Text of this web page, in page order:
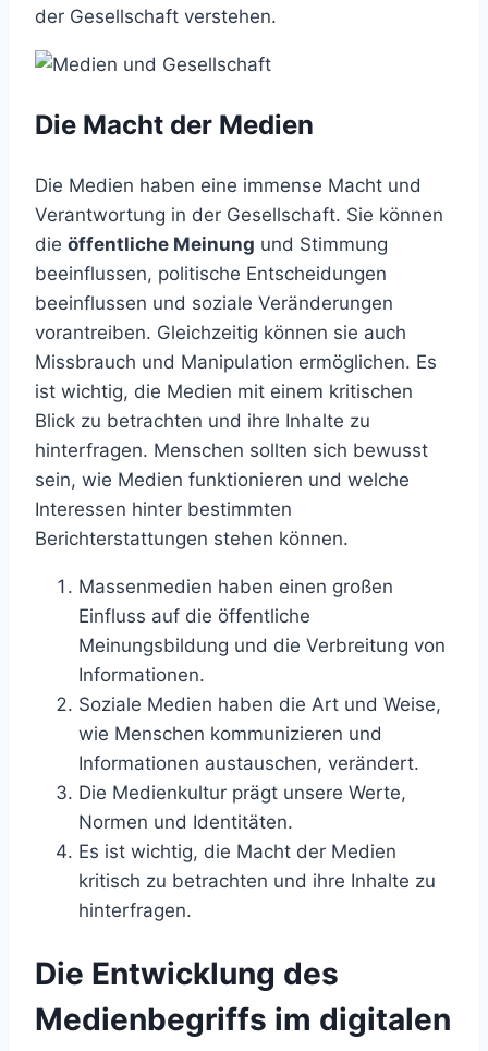
der Gesellschaft verstehen.
Die Macht der Medien
Die Medien haben eine immense Macht und
Verantwortung in der Gesellschaft. Sie können
die öffentliche Meinung und Stimmung
beeinflussen, politische Entscheidungen
beeinflussen und soziale Veränderungen
vorantreiben. Gleichzeitig können sie auch
Missbrauch und Manipulation ermöglichen. Es
ist wichtig, die Medien mit einem kritischen
Blick zu betrachten und ihre Inhalte zu
hinterfragen. Menschen sollten sich bewusst
sein, wie Medien funktionieren und welche
Interessen hinter bestimmten
Berichterstattungen stehen können.
Massenmedien haben einen großen
Einfluss auf die öffentliche
Meinungsbildung und die Verbreitung von
Informationen.
Soziale Medien haben die Art und Weise,
wie Menschen kommunizieren und
Informationen austauschen, verändert.
Die Medienkultur prägt unsere Werte,
Normen und Identitäten.
Es ist wichtig, die Macht der Medien
kritisch zu betrachten und ihre Inhalte zu
hinterfragen.
Die Entwicklung des
Medienbegriffs im digitalen